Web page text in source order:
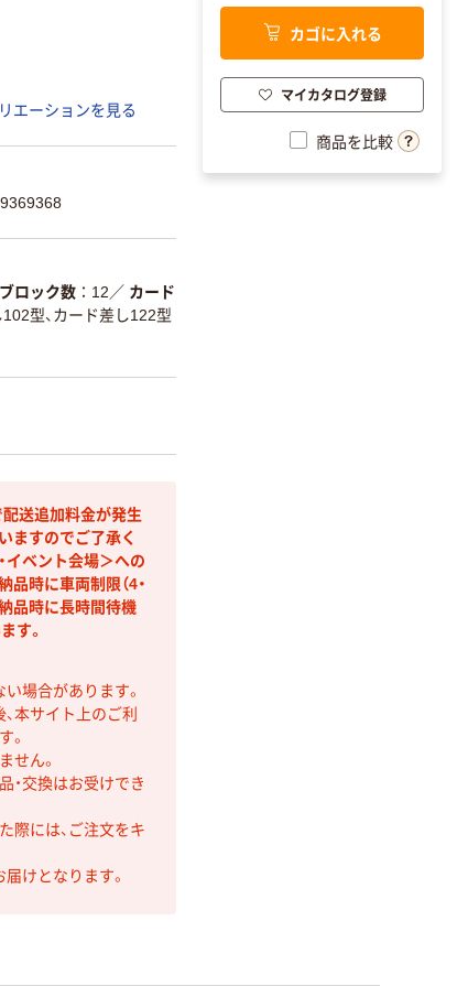
エーションを見る
ロック数 12 ／ カード
型、カード差し122型
配送追加料金が発生
ますのでご了承く
イベント会場＞への
時に車両制限（4・
品時に長時間待機
す。
場合があります。
本サイト上のご利
。
せん。
・交換はお受けでき
際には、ご注文をキ
けとなります。
カゴに入れる
マイカタログ登録
商品を比較